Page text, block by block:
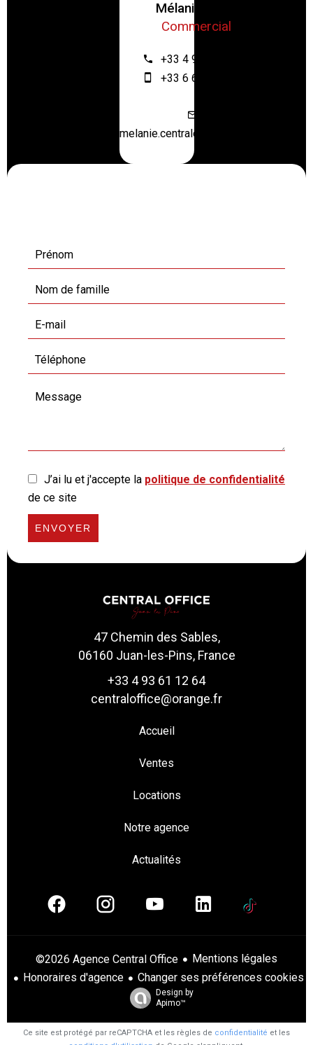
Mélanie ZRIBI
Commercial
+33 4 93 61 12 64
+33 6 67 55 28 46
melanie.centraloffice@orange.fr
J’ai lu et j'accepte la politique de confidentialité
de ce site
ENVOYER
47 Chemin des Sables,
06160 Juan-les-Pins, France
+33 4 93 61 12 64
centraloffice@orange.fr
Accueil
Ventes
Locations
Notre agence
Actualités
©2026 Agence Central Office
Mentions légales
Honoraires d'agence
Changer ses préférences cookies
Design by
Apimo™
Ce site est protégé par reCAPTCHA et les règles de confidentialité et les